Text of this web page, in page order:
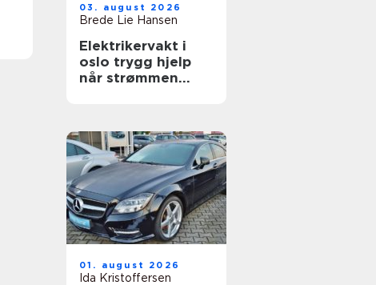
03. august 2026
Brede Lie Hansen
Elektrikervakt i
oslo trygg hjelp
når strømmen
01. august 2026
Ida Kristoffersen